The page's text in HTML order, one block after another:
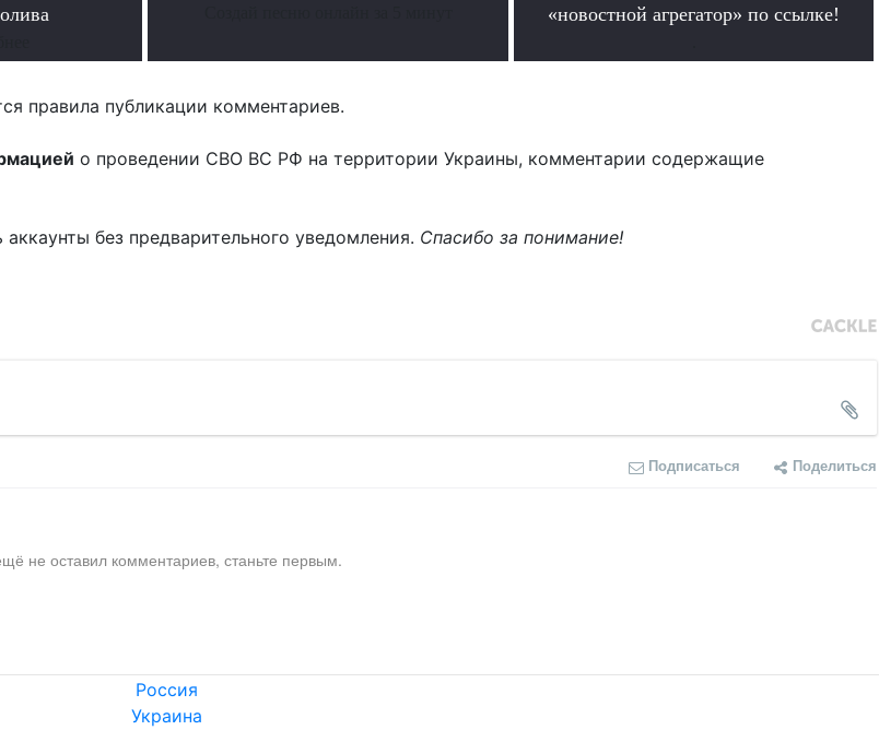
«новостной агрегатор» по ссылке!
правила публикации комментариев.
о проведении СВО ВС РФ на территории Украины, комментарии содержащие
без предварительного уведомления. Спасибо за понимание!
Подписаться Поделиться
не оставил комментариев, станьте первым.
Россия
Украина